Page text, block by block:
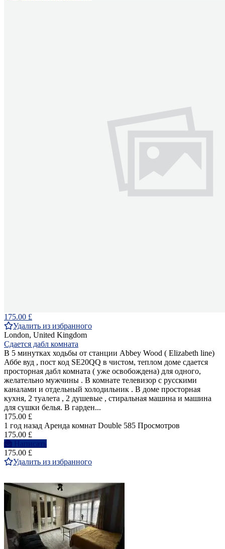
175.00 £
Удалить из избранного
London, United Kingdom
Сдается дабл комната
В 5 минутках ходьбы от станции Abbey Wood ( Elizabeth line)
Аббе вуд , пост код SE20QQ в чистом, теплом доме сдается
просторная дабл комната ( уже освобождена) для одного,
желательно мужчины . В комнате телевизор с русскими
каналами и отдельный холодильник . В доме просторная
кухня, 2 туалета , 2 душевые , стиральная машина и машина
для сушки белья. В гарден...
175.00 £
1 год назад Аренда комнат Double 585 Просмотров
175.00 £
Написать
175.00 £
Удалить из избранного